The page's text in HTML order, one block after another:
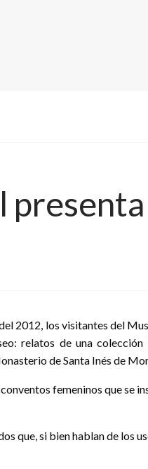
2012, los visitantes del
relatos de una
de Santa Inés de
femeninos que se
que, si bien hablan de los